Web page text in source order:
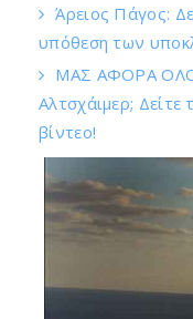
Άρειος Πάγος:
υπόθεση των
ΜΑΣ ΑΦΟΡΑ
Αλτσχάιμερ; Δείτε
βίντεο!